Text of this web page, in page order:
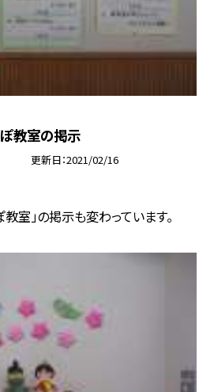
ぽ教室の掲示
更新日 2021/02/16
室」の掲示も変わっています。